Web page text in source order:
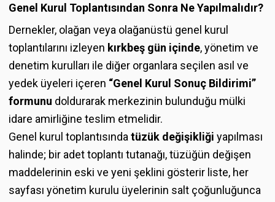
Genel Kurul Toplantısından Sonra Ne Yapılmalıdır?
Dernekler, olağan veya olağanüstü genel kurul
toplantılarını izleyen kırkbeş gün içinde, yönetim ve
denetim kurulları ile diğer organlara seçilen asıl ve
yedek üyeleri içeren “Genel Kurul Sonuç Bildirimi”
formunu doldurarak merkezinin bulunduğu mülki
idare amirliğine teslim etmelidir.
Genel kurul toplantısında tüzük değişikliği yapılması
halinde; bir adet toplantı tutanağı, tüzüğün değişen
maddelerinin eski ve yeni şeklini gösterir liste, her
sayfası yönetim kurulu üyelerinin salt çoğunluğunca